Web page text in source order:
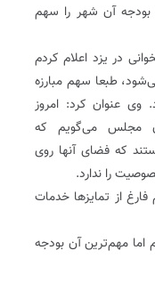
اعلام کرد ۱۹درصد بودجه آن شهر را سهم
در یزد اعلام کردم
طبعا سهم مبارزه
وی عنوان کرد: امروز
مجلس می‌گویم که
که فضای آنها روی
را ندارد.
از تمایزها خدمات
مهم‌ترین آن بودجه